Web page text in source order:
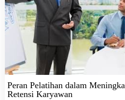
Peran Pelatihan dalam
Retensi Karyawan